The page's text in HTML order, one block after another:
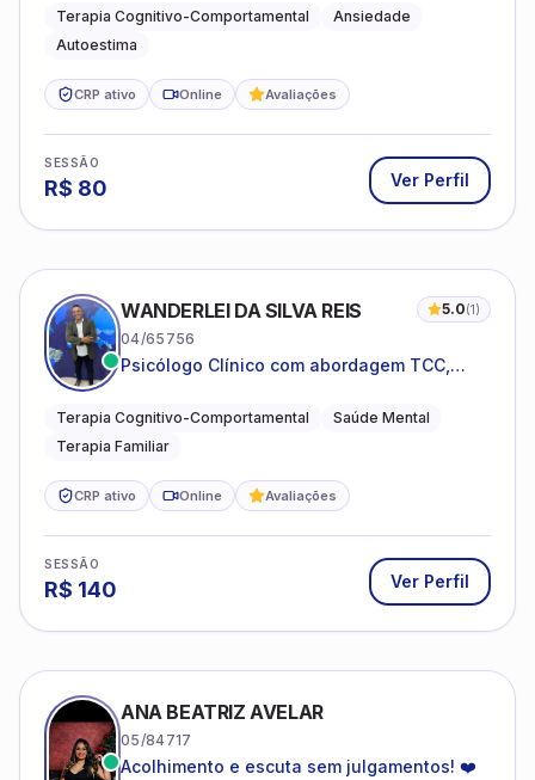
o cotidiano
Terapia Cognitivo-Comportamental
Ansiedade
Autoestima
CRP ativo Online Avaliações
SESSÃO
R$ 80 Ver Perfil
WANDERLEI DA SILVA REIS 5.0(1)
04/65756
Psicólogo Clínico com abordagem TCC,
sistêmica
Terapia Cognitivo-Comportamental
Saúde Mental
Terapia Familiar
CRP ativo Online Avaliações
SESSÃO
R$ 140 Ver Perfil
ANA BEATRIZ AVELAR
05/84717
Acolhimento e escuta sem julgamentos! ❤️